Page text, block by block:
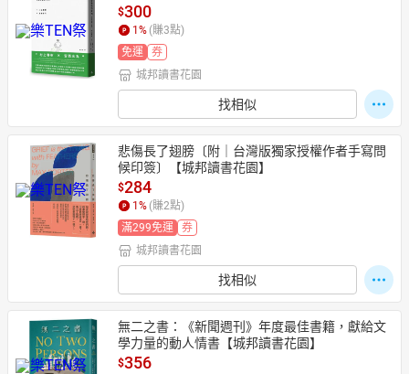
$300
1 % (賺3點)
免運
券
城邦讀書花園
找相似
悲傷長了翅膀〔附｜台灣版獨家授權作者手寫問
候印簽〕【城邦讀書花園】
$284
1 % (賺2點)
滿299免運
券
城邦讀書花園
找相似
無二之書：《新聞週刊》年度最佳書籍，獻給文
學力量的動人情書【城邦讀書花園】
$356